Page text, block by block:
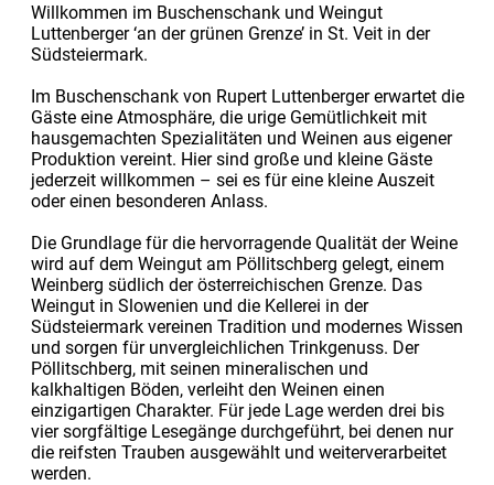
Willkommen im Buschenschank und Weingut
Luttenberger ‘an der grünen Grenze’ in St. Veit in der
Südsteiermark.
Im Buschenschank von Rupert Luttenberger erwartet die
Gäste eine Atmosphäre, die urige Gemütlichkeit mit
hausgemachten Spezialitäten und Weinen aus eigener
Produktion vereint. Hier sind große und kleine Gäste
jederzeit willkommen – sei es für eine kleine Auszeit
oder einen besonderen Anlass.
Die Grundlage für die hervorragende Qualität der Weine
wird auf dem Weingut am Pöllitschberg gelegt, einem
Weinberg südlich der österreichischen Grenze. Das
Weingut in Slowenien und die Kellerei in der
Südsteiermark vereinen Tradition und modernes Wissen
und sorgen für unvergleichlichen Trinkgenuss. Der
Pöllitschberg, mit seinen mineralischen und
kalkhaltigen Böden, verleiht den Weinen einen
einzigartigen Charakter. Für jede Lage werden drei bis
vier sorgfältige Lesegänge durchgeführt, bei denen nur
die reifsten Trauben ausgewählt und weiterverarbeitet
werden.